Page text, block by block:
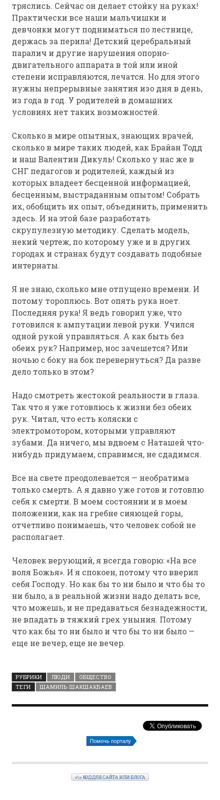
тряслись. Сейчас он делает стойку на руках!
Практически все наши мальчишки и
девчонки могут подниматься по лестнице,
держась за перила! Детский церебральный
паралич и другие нарушения опорно-
двигательного аппарата в той или иной
степени исправляются, лечатся. Но для этого
нужны непрерывные занятия изо дня в день,
из года в год. У родителей в домашних
условиях нет таких возможностей.
Сколько в мире опытных, знающих врачей,
сколько в мире таких людей, как Брайан Тодд
и наш Валентин Дикуль! Сколько у нас же в
СНГ педагогов и родителей, каждый из
которых владеет бесценной информацией,
бесценным, выстраданным опытом! Собрать
их, обобщить их опыт, объединить, применить
здесь. И на этой базе разработать
скрупулезную методику. Сделать модель,
некий чертеж, по которому уже и в других
городах и странах будут создавать подобные
интернаты.
Я не знаю, сколько мне отпущено времени. И
потому тороплюсь. Вот опять рука ноет.
Последняя рука! Я ведь говорил уже, что
готовился к ампутации левой руки. Учился
одной рукой управляться. А как быть без
обеих рук? Например, нос зачешется? Или
ночью с боку на бок перевернуться? Да разве
дело только в этом?
Надо смотреть жестокой реальности в глаза.
Так что я уже готовлюсь к жизни без обеих
рук. Читал, что есть коляски с
электромотором, которыми управляют
зубами. Да ничего, мы вдвоем с Наташей что-
нибудь придумаем, справимся, не сдадимся.
Все на свете преодолевается — необратима
только смерть. А я давно уже готов и готовлю
себя к смерти. В моем состоянии и в моем
положении, как на гребне сияющей горы,
отчетливо понимаешь, что человек собой не
располагает.
Человек верующий, я всегда говорю: «На все
воля Божья». И я спокоен, потому что вверил
себя Господу. Но как бы то ни было и что бы то
ни было, а в реальной жизни надо делать все,
что можешь, и не предаваться безнадежности,
не впадать в тяжкий грех уныния. Потому
что как бы то ни было и что бы то ни было —
еще не вечер, еще не вечер.
РУБРИКИ ЛЮДИ
ОБЩЕСТВО
ТЕГИ
ШАМИЛЬ ШАКШАКБАЕВ
Помочь порталу
<\> КОД ДЛЯ САЙТА ИЛИ БЛОГА